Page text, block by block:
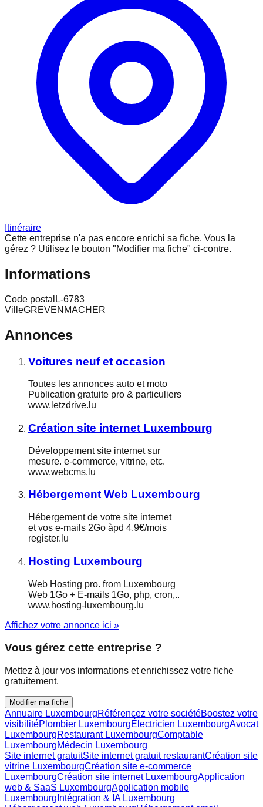
Itinéraire
Cette entreprise n'a pas encore enrichi sa fiche. Vous la
gérez ? Utilisez le bouton "Modifier ma fiche" ci-contre.
Informations
Code postal L-6783
VilleGREVENMACHER
Annonces
Voitures neuf et occasion
Toutes les annonces auto et moto
Publication gratuite pro & particuliers
www.letzdrive.lu
Création site internet Luxembourg
Développement site internet sur
mesure. e-commerce, vitrine, etc.
www.webcms.lu
Hébergement Web Luxembourg
Hébergement de votre site internet
et vos e-mails 2Go àpd 4,9€/mois
register.lu
Hosting Luxembourg
Web Hosting pro. from Luxembourg
Web 1Go + E-mails 1Go, php, cron,..
www.hosting-luxembourg.lu
Affichez votre annonce ici »
Vous gérez cette entreprise ?
Mettez à jour vos informations et enrichissez votre fiche
gratuitement.
Modifier ma fiche
Annuaire LuxembourgRéférencez votre sociétéBoostez votre
visibilitéPlombier LuxembourgÉlectricien LuxembourgAvocat
LuxembourgRestaurant LuxembourgComptable
LuxembourgMédecin Luxembourg
Site internet gratuitSite internet gratuit restaurantCréation site
vitrine LuxembourgCréation site e-commerce
LuxembourgCréation site internet LuxembourgApplication
web & SaaS LuxembourgApplication mobile
Luxembourg Intégration & IA Luxembourg